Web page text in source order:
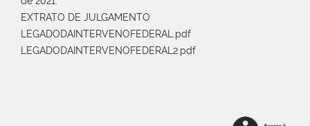
EXTRATO DE JULGAMENTO
LEGADODAINTERVENOFEDERAL.pdf
LEGADODAINTERVENOFEDERAL2.pdf